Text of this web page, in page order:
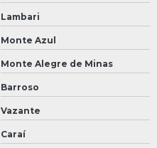
Lambari
Monte Azul
Monte Alegre de Minas
Barroso
Vazante
Caraí